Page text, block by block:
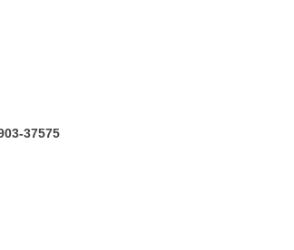
37575